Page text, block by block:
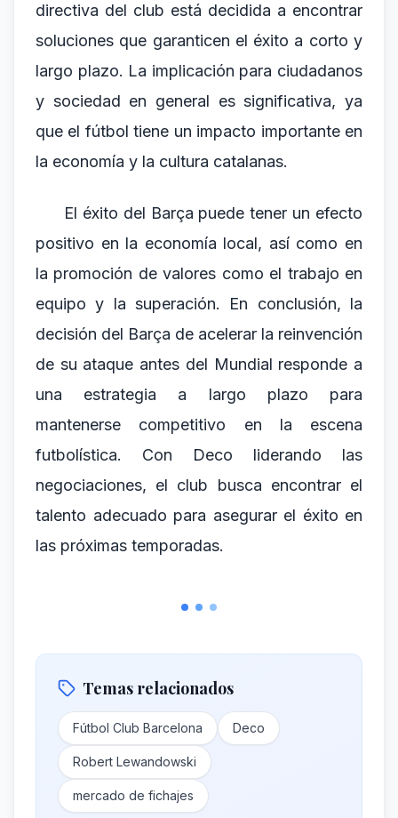
directiva del club está decidida a encontrar
soluciones que garanticen el éxito a corto y
largo plazo. La implicación para ciudadanos
y sociedad en general es significativa, ya
que el fútbol tiene un impacto importante en
la economía y la cultura catalanas.
El éxito del Barça puede tener un efecto
positivo en la economía local, así como en
la promoción de valores como el trabajo en
equipo y la superación. En conclusión, la
decisión del Barça de acelerar la reinvención
de su ataque antes del Mundial responde a
una estrategia a largo plazo para
mantenerse competitivo en la escena
futbolística. Con Deco liderando las
negociaciones, el club busca encontrar el
talento adecuado para asegurar el éxito en
las próximas temporadas.
Temas relacionados
Fútbol Club Barcelona Deco
Robert Lewandowski
mercado de fichajes